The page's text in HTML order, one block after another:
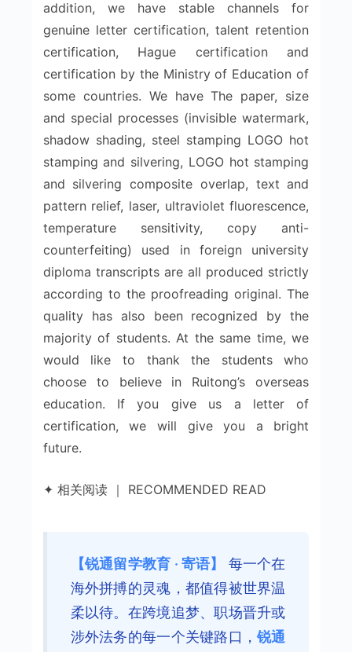
addition, we have stable channels for
genuine letter certification, talent retention
certification, Hague certification and
certification by the Ministry of Education of
some countries. We have The paper, size
and special processes (invisible watermark,
shadow shading, steel stamping LOGO hot
stamping and silvering, LOGO hot stamping
and silvering composite overlap, text and
pattern relief, laser, ultraviolet fluorescence,
temperature sensitivity, copy anti-
counterfeiting) used in foreign university
diploma transcripts are all produced strictly
according to the proofreading original. The
quality has also been recognized by the
majority of students. At the same time, we
would like to thank the students who
choose to believe in Ruitong’s overseas
education. If you give us a letter of
certification, we will give you a bright
future.
✦ 相关阅读 ｜ RECOMMENDED READ
【锐通留学教育 · 寄语】
每一个在
海外拼搏的灵魂，都值得被世界温
柔以待。在跨境追梦、职场晋升或
涉外法务的每一个关键路口，锐通